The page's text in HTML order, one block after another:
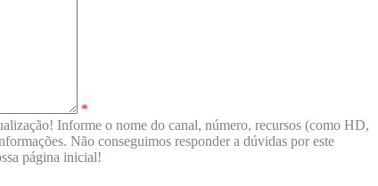
*
Informe o nome do canal, número, recursos (como HD,
Não conseguimos responder a dúvidas por este
página inicial!